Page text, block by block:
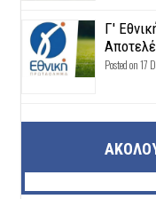
Γ'
Posted on 17